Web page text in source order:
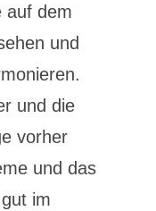
auf dem
und
und die
vorher
und das
im